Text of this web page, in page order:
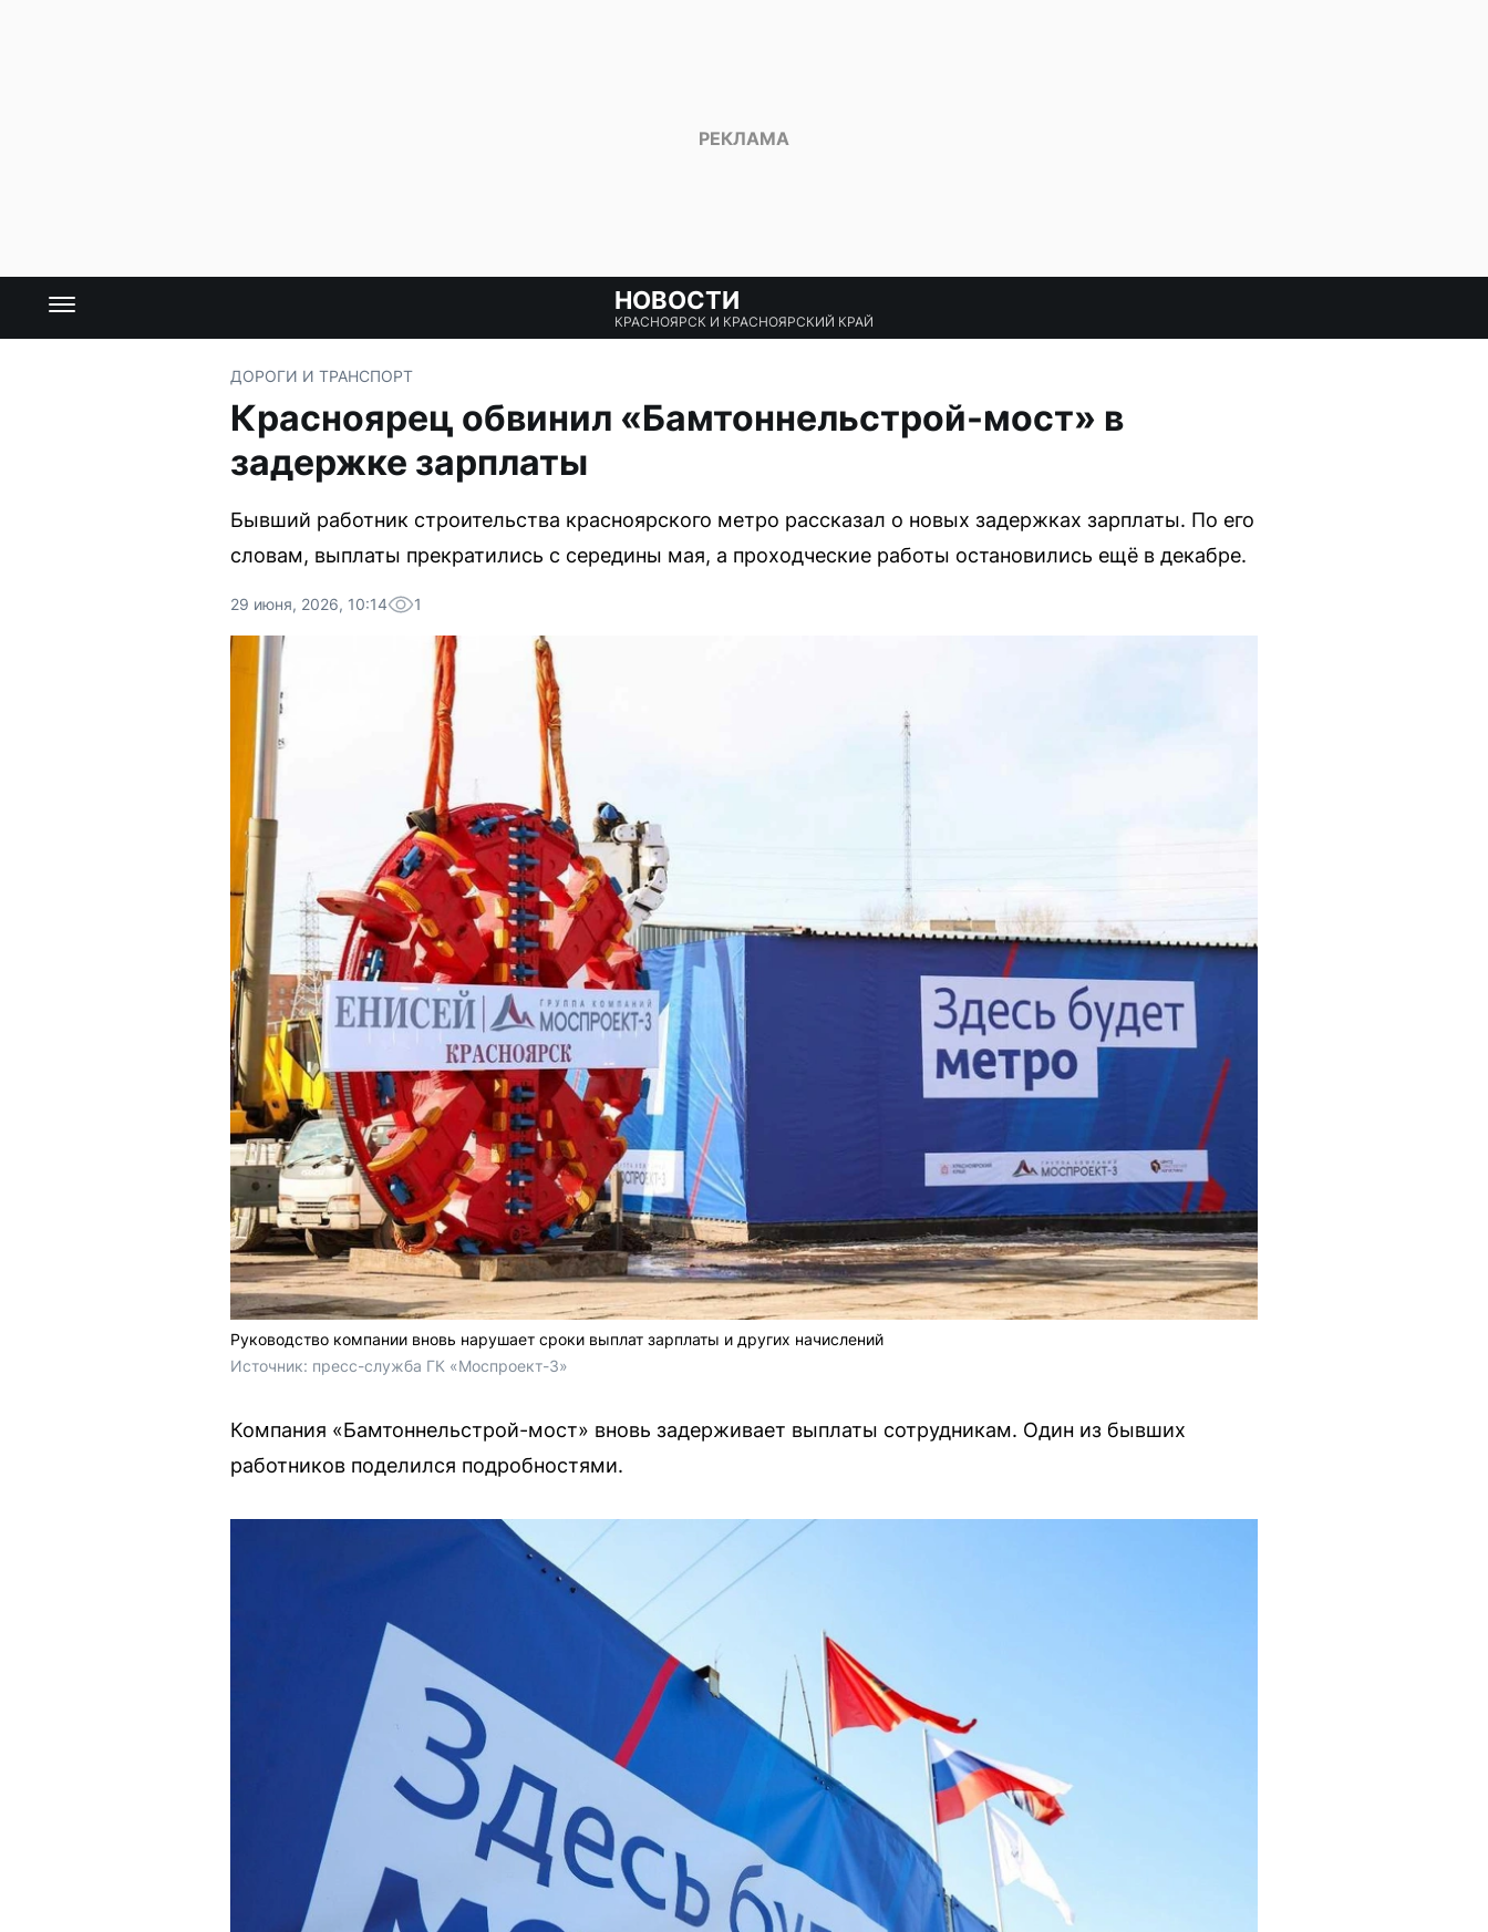
НОВОСТИ
КРАСНОЯРСК И КРАСНОЯРСКИЙ КРАЙ
ДОРОГИ И ТРАНСПОРТ
Красноярец обвинил «Бамтоннельстрой-мост» в
задержке зарплаты
Бывший работник строительства красноярского метро рассказал о новых задержках зарплаты. По его
словам, выплаты прекратились с середины мая, а проходческие работы остановились ещё в декабре.
29 июня, 2026, 10:14 1
Руководство компании вновь нарушает сроки выплат зарплаты и других начислений
Источник: пресс-служба ГК «Моспроект-3»
Компания «Бамтоннельстрой-мост» вновь задерживает выплаты сотрудникам. Один из бывших
работников поделился подробностями.